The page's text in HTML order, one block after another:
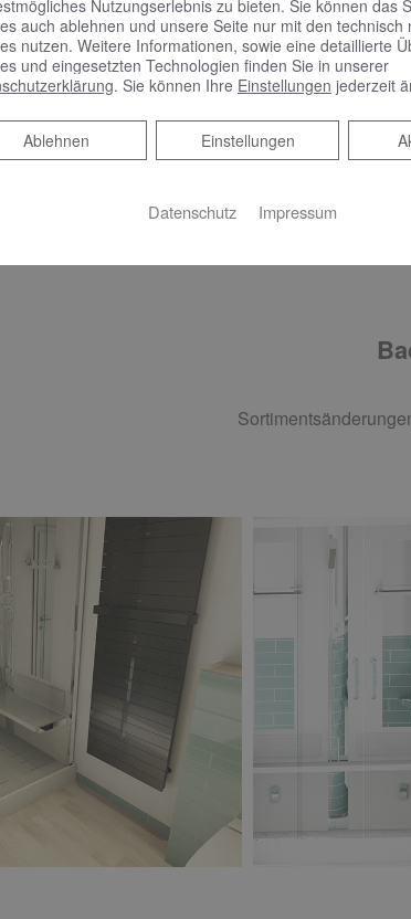
verchromt
Cosmo Piato Chiuso Design-Badheizkörper, BH
Nutzungserlebnis zu bieten. Sie können das
auch ablehnen und unsere Seite nur mit den technisch
nutzen. Weitere Informationen, sowie eine detaillierte
und eingesetzten Technologien finden Sie in unserer
. Sie können Ihre Einstellungen jederzeit
Einstellungen
Ablehnen
Ablehnen
Datenschutz Impressum